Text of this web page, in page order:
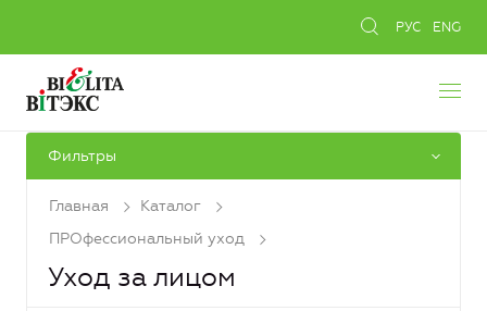
РУС ENG
Фильтры
Главная
Каталог
ПРОфессиональный уход
Уход за лицом